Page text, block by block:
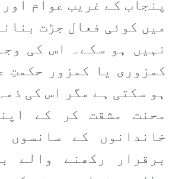
پنجاب کے غریب عوام
میں کوئی فعال جڑت
نہیں ہو سکے۔ اس کی
کمزوری یا کمزور حکمتِ
ہو سکتی ہے مگر اس کی
محنت مشقت کر کے
خاندانوں کے
برقرار رکھنے والے